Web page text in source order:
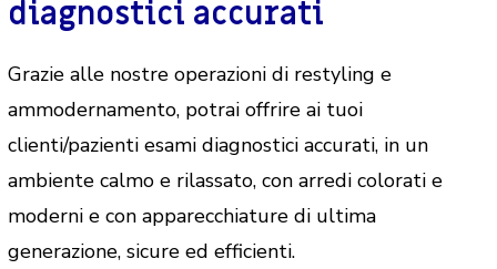
diagnostici accurati
Grazie alle nostre operazioni di restyling e
ammodernamento, potrai offrire ai tuoi
clienti/pazienti esami diagnostici accurati, in un
ambiente calmo e rilassato, con arredi colorati e
moderni e con apparecchiature di ultima
generazione, sicure ed efficienti.